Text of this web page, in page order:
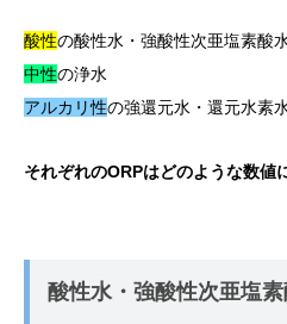
酸性の酸性水・強酸性次亜塩素酸
中性の浄水
アルカリ性の強還元水・還元水素
それぞれのORPはどのような数値
酸性水・強酸性次亜塩